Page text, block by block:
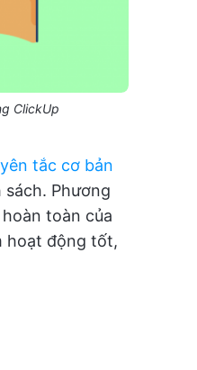
ClickUp
tắc cơ bản
Phương
toàn của
hoạt động tốt,